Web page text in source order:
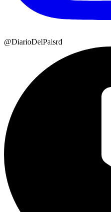
@DiarioDelPaisrd